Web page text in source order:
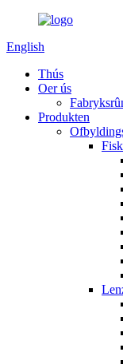
English
Thús
Oer ús
Produkten